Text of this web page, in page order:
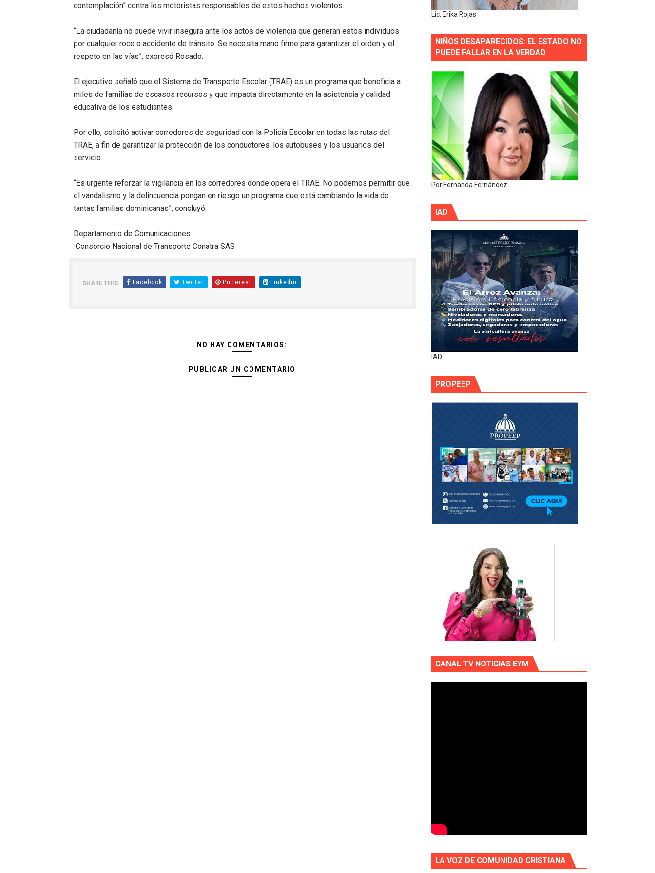
contemplación” contra los motoristas responsables de estos hechos violentos.
“La ciudadanía no puede vivir insegura ante los actos de violencia que generan estos individuos
por cualquier roce o accidente de tránsito. Se necesita mano firme para garantizar el orden y el
respeto en las vías”, expresó Rosado.
El ejecutivo señaló que el Sistema de Transporte Escolar (TRAE) es un programa que beneficia a
miles de familias de escasos recursos y que impacta directamente en la asistencia y calidad
educativa de los estudiantes.
Por ello, solicitó activar corredores de seguridad con la Policía Escolar en todas las rutas del
TRAE, a fin de garantizar la protección de los conductores, los autobuses y los usuarios del
servicio.
“Es urgente reforzar la vigilancia en los corredores donde opera el TRAE. No podemos permitir que
el vandalismo y la delincuencia pongan en riesgo un programa que está cambiando la vida de
tantas familias dominicanas”, concluyó.
Departamento de Comunicaciones
Consorcio Nacional de Transporte Conatra SAS
SHARE THIS: Facebook Twitter Pinterest Linkedin
NO HAY COMENTARIOS:
PUBLICAR UN COMENTARIO
Lic. Erika Rojas
NIÑOS DESAPARECIDOS: EL ESTADO NO
PUEDE FALLAR EN LA VERDAD
Por Fernanda Fernández
IAD
IAD
PROPEEP
CANAL TV NOTICIAS EYM
LA VOZ DE COMUNIDAD CRISTIANA